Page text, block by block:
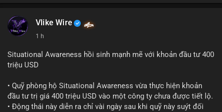
Vlike Wire
1 h
Situational Awareness hồi sinh mạnh mẽ với khoản đầu tư 400
triệu USD
• Quỹ phòng hộ Situational Awareness vừa thực hiện khoản
đầu tư trị giá 400 triệu USD vào một công ty chưa được tiết lộ.
• Động thái này diễn ra chỉ vài ngày sau khi quỹ này suýt đối